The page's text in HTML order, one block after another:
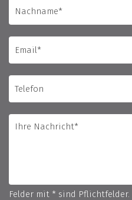
Felder mit * sind Pflichtfelder.